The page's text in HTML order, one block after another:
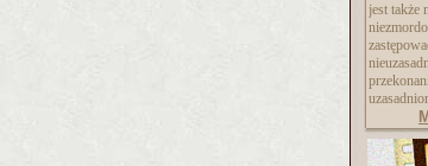
jest także